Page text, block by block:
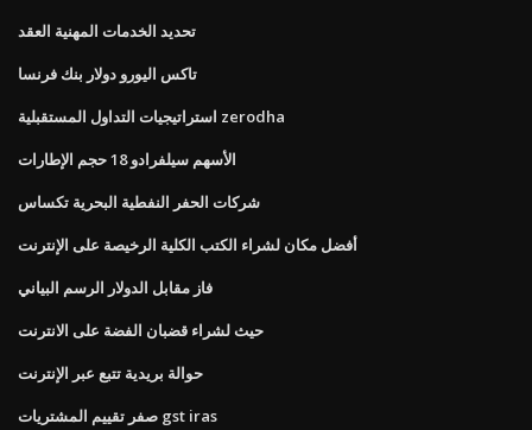
تحديد الخدمات المهنية العقد
تاكس اليورو دولار بنك فرنسا
استراتيجيات التداول المستقبلية zerodha
الأسهم سيلفرادو 18 حجم الإطارات
شركات الحفر النفطية البحرية تكساس
أفضل مكان لشراء الكتب الكلية الرخيصة على الإنترنت
فاز مقابل الدولار الرسم البياني
حيث لشراء قضبان الفضة على الانترنت
حوالة بريدية تتبع عبر الإنترنت
صفر تقييم المشتريات gst iras